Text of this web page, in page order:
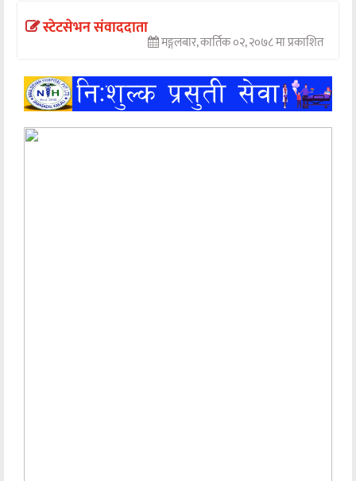
स्टेटसेभन संवाददाता
मङ्गलबार, कार्तिक ०२, २०७८ मा प्रकाशित